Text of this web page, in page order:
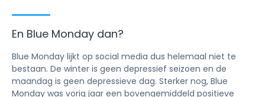
En Blue Monday dan?
Blue Monday lijkt op social media dus helemaal niet te
bestaan. De winter is geen depressief seizoen en de
maandag is geen depressieve dag. Sterker nog, Blue
Monday was vorig jaar een bovengemiddeld positieve